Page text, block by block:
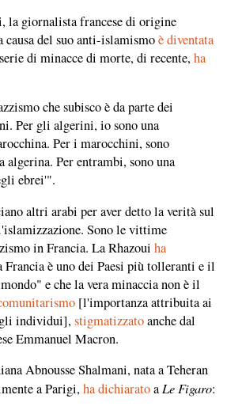
la giornalista francese di origine
causa del suo anti-islamismoè diventata
di minacce di morte, di recente,ha
che subisco è da parte dei
Per gli algerini, io sono una
Per i marocchini, sono
algerina. Per entrambi, sono una
ebrei'".
altri arabi per aver detto la verità sul
Sono le vittime
in Francia. La Rhazoui ha
Francia è uno dei Paesi più tolleranti e il
e che la vera minaccia non è il
[l'importanza attribuita ai
individui],stigmatizzatoanche dal
Emmanuel Macron.
Abnousse Shalmani, nata a Teheran
a Parigi,ha dichiaratoa Le Figaro: